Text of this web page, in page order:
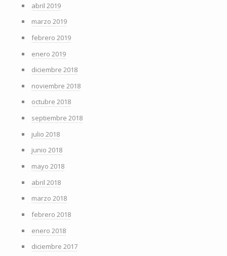
abril 2019
marzo 2019
febrero 2019
enero 2019
diciembre 2018
noviembre 2018
octubre 2018
septiembre 2018
julio 2018
junio 2018
mayo 2018
abril 2018
marzo 2018
febrero 2018
enero 2018
diciembre 2017